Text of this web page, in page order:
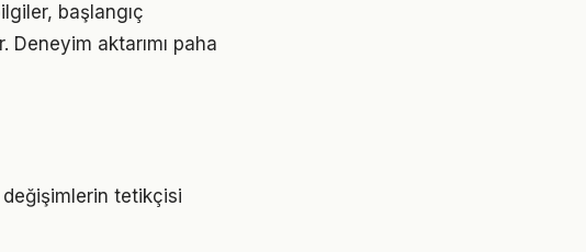
başlangıç
Deneyim aktarımı paha
tetikçisi